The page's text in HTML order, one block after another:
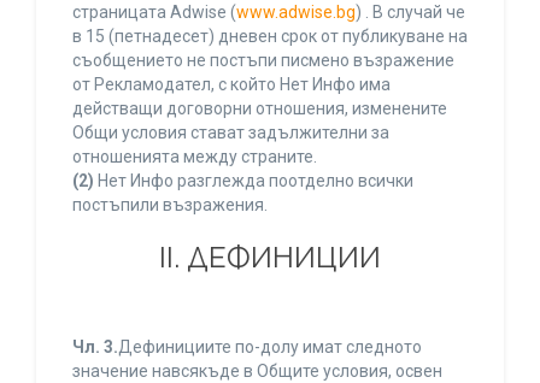
страницата Adwise (www.adwise.bg) . В случай че
в 15 (петнадесет) дневен срок от публикуване на
съобщението не постъпи писмено възражение
от Рекламодател, с който Нет Инфо има
действащи договорни отношения, изменените
Общи условия стават задължителни за
отношенията между страните.
(2) Нет Инфо разглежда поотделно всички
постъпили възражения.
ІІ. ДЕФИНИЦИИ
Чл. 3.Дефинициите по-долу имат следното
значение навсякъде в Общите условия, освен